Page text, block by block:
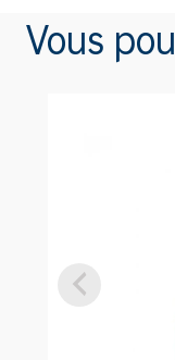
clés
Vous